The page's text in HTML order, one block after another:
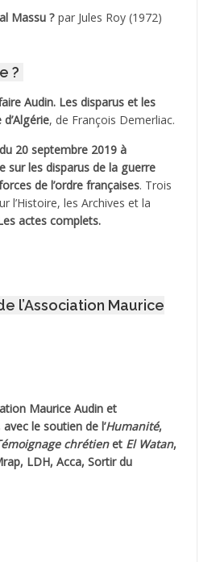
*
Massu ? par Jules Roy (1972)
?
Audin. Les disparus et les
, de François Demerliac.
20 septembre 2019 à
sur les disparus de la guerre
de l’ordre françaises. Trois
l’Histoire, les Archives et la
actes complets.
l’Association Maurice
Maurice Audinet
avec le soutien de l’Humanité,
chrétienet El Watan,
LDH, Acca, Sortir du